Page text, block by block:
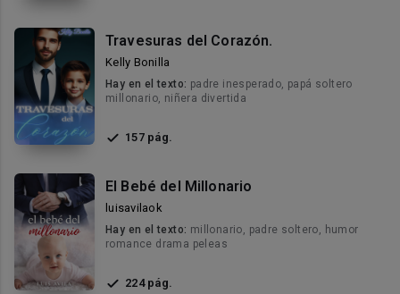
Travesuras del Corazón.
Kelly Bonilla
Hay en el texto: padre inesperado, papá soltero
millonario, niñera divertida
157 pág.
El Bebé del Millonario
luisavilaok
Hay en el texto: millonario, padre soltero, humor
romance drama peleas
224 pág.